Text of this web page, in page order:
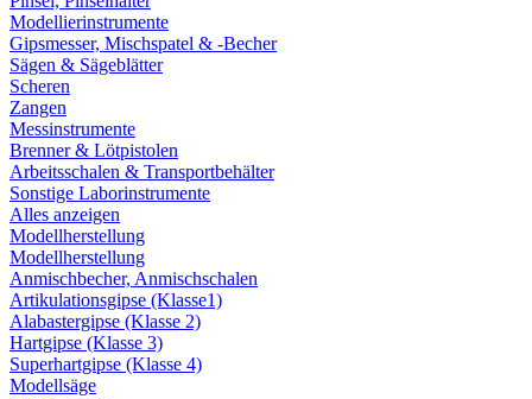
Modellierinstrumente
Gipsmesser, Mischspatel & -Becher
Sägen & Sägeblätter
Scheren
Zangen
Messinstrumente
Brenner & Lötpistolen
Arbeitsschalen & Transportbehälter
Sonstige Laborinstrumente
Alles anzeigen
Modellherstellung
Modellherstellung
Anmischbecher, Anmischschalen
Artikulationsgipse (Klasse1)
Alabastergipse (Klasse 2)
Hartgipse (Klasse 3)
Superhartgipse (Klasse 4)
Modellsäge